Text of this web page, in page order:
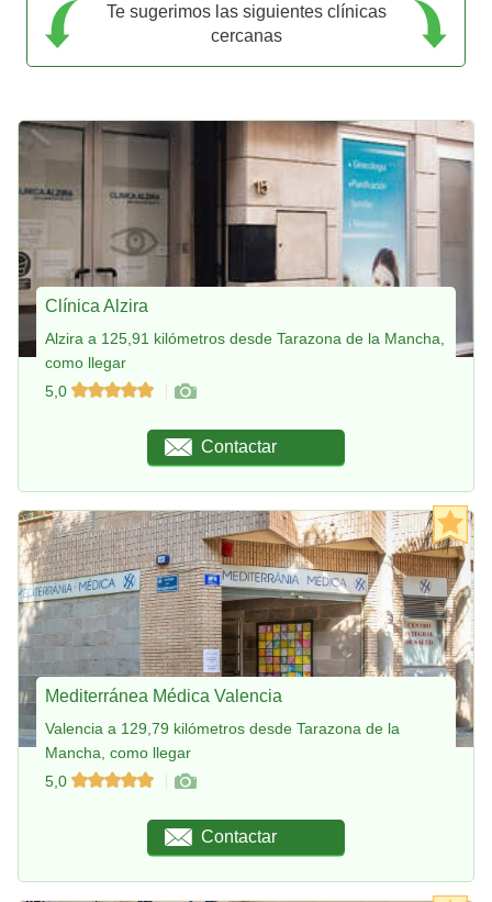
Te sugerimos las siguientes clínicas
cercanas
Clínica Alzira
Alzira a 125,91 kilómetros desde Tarazona de la Mancha,
como llegar
5,0
Contactar
Mediterránea Médica Valencia
Valencia a 129,79 kilómetros desde Tarazona de la
Mancha, como llegar
5,0
Contactar